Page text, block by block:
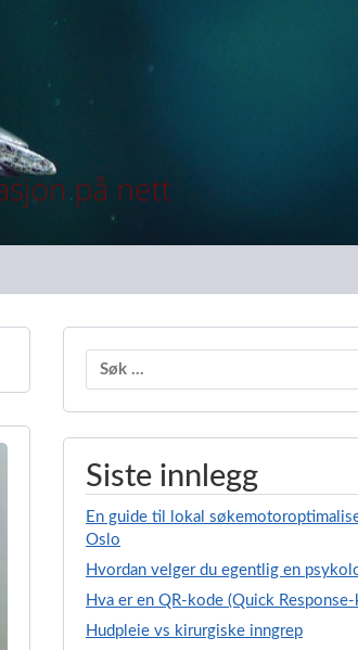
Søk
Siste innlegg
En guide til lokal
Oslo
Hvordan velger du egentlig en
Hva er en QR-kode (Quick Response-
Hudpleie vs kirurgiske inngrep